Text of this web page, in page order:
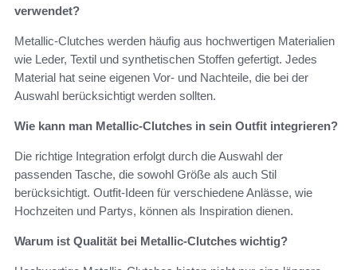
verwendet?
Metallic-Clutches werden häufig aus hochwertigen Materialien
wie Leder, Textil und synthetischen Stoffen gefertigt. Jedes
Material hat seine eigenen Vor- und Nachteile, die bei der
Auswahl berücksichtigt werden sollten.
Wie kann man Metallic-Clutches in sein Outfit integrieren?
Die richtige Integration erfolgt durch die Auswahl der
passenden Tasche, die sowohl Größe als auch Stil
berücksichtigt. Outfit-Ideen für verschiedene Anlässe, wie
Hochzeiten und Partys, können als Inspiration dienen.
Warum ist Qualität bei Metallic-Clutches wichtig?